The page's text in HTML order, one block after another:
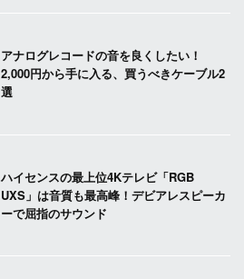
アナログレコードの音を良くしたい！
2,000円から手に入る、買うべきケーブル2
選
ハイセンスの最上位4Kテレビ「RGB
UXS」は音質も最高峰！デビアレスピーカ
ーで屈指のサウンド